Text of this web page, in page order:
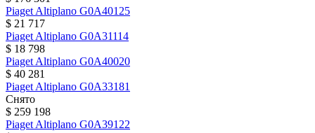
Piaget Altiplano G0A40125
$ 21 717
Piaget Altiplano G0A31114
$ 18 798
Piaget Altiplano G0A40020
$ 40 281
Piaget Altiplano G0A33181
Снято
$ 259 198
Piaget Altiplano G0A39122